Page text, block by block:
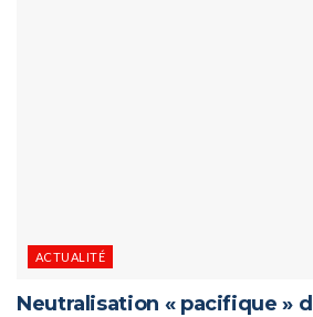
ACTUALITÉ
Neutralisation « pacifique »